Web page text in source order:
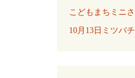
こどもまちミニ
10月13日ミツバ